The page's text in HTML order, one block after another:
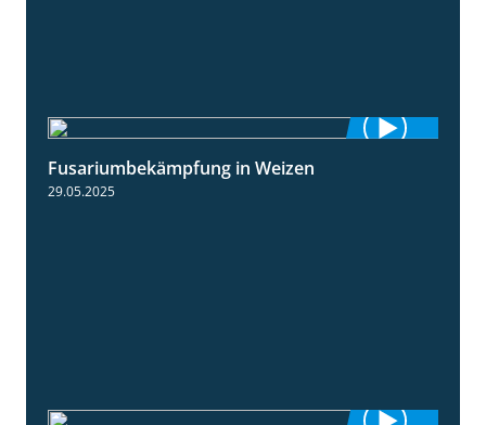
Fusariumbekämpfung in Weizen
29.05.2025